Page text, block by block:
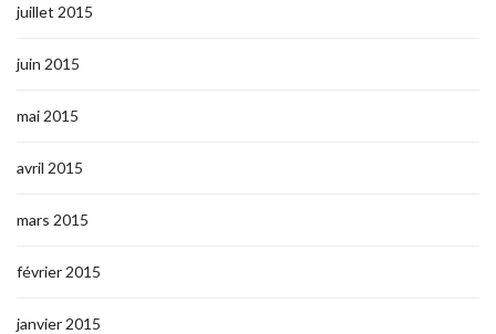
juillet 2015
juin 2015
mai 2015
avril 2015
mars 2015
février 2015
janvier 2015